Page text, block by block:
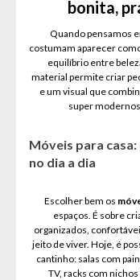
bonita,
Quando pensamos
costumam aparecer
equilíbrio entre
material permite criar
e um visual que
super
Móveis para
no dia a dia
Escolher bem os
espaços. É sobre
organizados,
jeito de viver. Hoje, é
cantinho: salas com
TV, racks com